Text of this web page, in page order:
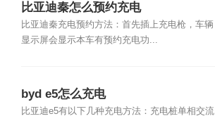
比亚迪秦怎么预约充电
比亚迪秦充电预约方法：首先插上充电枪，车辆
显示屏会显示本车有预约充电功...
byd e5怎么充电
比亚迪e5有以下几种充电方法：充电桩单相交流